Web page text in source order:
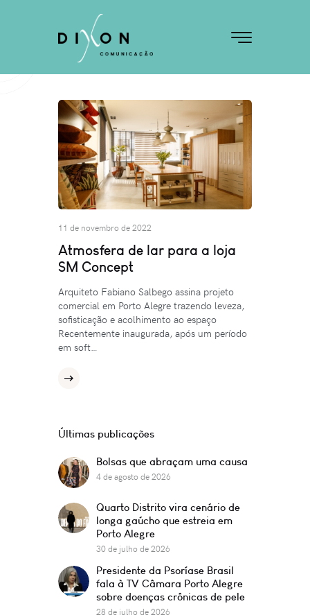
11 de novembro de 2022
Atmosfera de lar para a loja
SM Concept
Arquiteto Fabiano Salbego assina projeto
comercial em Porto Alegre trazendo leveza,
sofisticação e acolhimento ao espaço
Recentemente inaugurada, após um período
em soft…
Últimas publicações
Bolsas que abraçam uma causa
4 de agosto de 2026
Quarto Distrito vira cenário de
longa gaúcho que estreia em
Porto Alegre
30 de julho de 2026
Presidente da Psoríase Brasil
fala à TV Câmara Porto Alegre
sobre doenças crônicas de pele
28 de julho de 2026